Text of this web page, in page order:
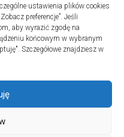
ustawienia plików cookies
preferencje”. Jeśli
aby wyrazić zgodę na
końcowym w wybranym
Szczegółowe znajdziesz w
Reserved.